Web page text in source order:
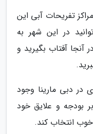
تفریحات آبی این
در این شهر به
آنجا آفتاب بگیرید و
در دبی مارینا وجود
بودجه و علایق خود
انتخاب کند.